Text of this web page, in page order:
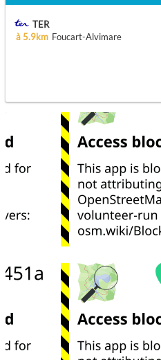
TER
à 5.9km Foucart-Alvimare